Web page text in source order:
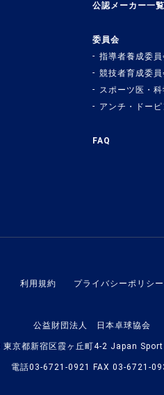
公認メーカー一覧
委員会
指導者養成委員
競技者育成委員
スポーツ医・
アンチ・ドー
FAQ
利用規約 プライバシーポリシー
公益財団法人 日本卓球協会
京都新宿区霞ヶ丘町4-2 Japan
電話03-6721-0921 FAX 03-6721-